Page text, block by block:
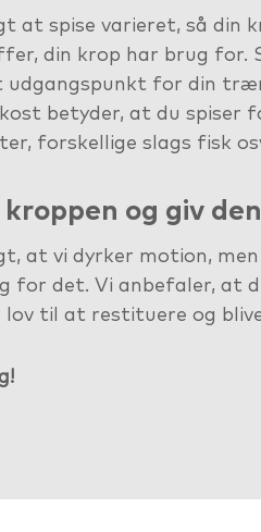
at spise varieret, så din
din krop har brug for.
udgangspunkt for din
betyder, at du spiser
forskellige slags fisk
og giv
at vi dyrker motion,
for det. Vi anbefaler, at
lov til at restituere og